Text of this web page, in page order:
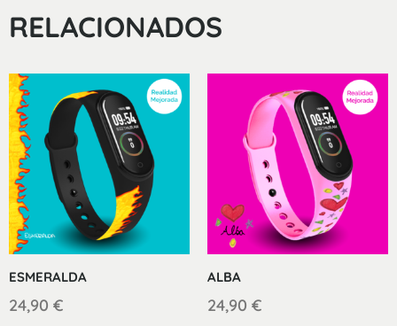
RELACIONADOS
ESMERALDA
24,90 €
ALBA
24,90 €